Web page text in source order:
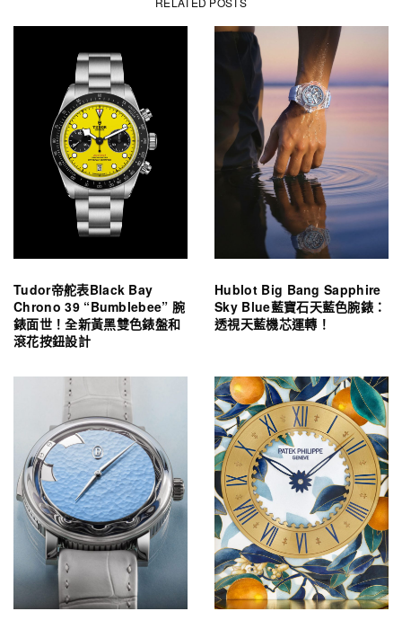
Tudor帝舵表Black Bay
Chrono 39 “Bumblebee” 腕
錶面世！全新黃黑雙色錶盤和
滾花按鈕設計
Hublot Big Bang Sapphire
Sky Blue藍寶石天藍色腕錶：
透視天藍機芯運轉！